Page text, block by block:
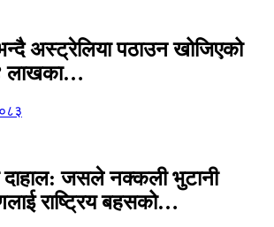
अस्ट्रेलिया पठाउन खोजिएको
४ लाखका…
दाहाल: जसले नक्कली भुटानी
राष्ट्रिय बहसको…